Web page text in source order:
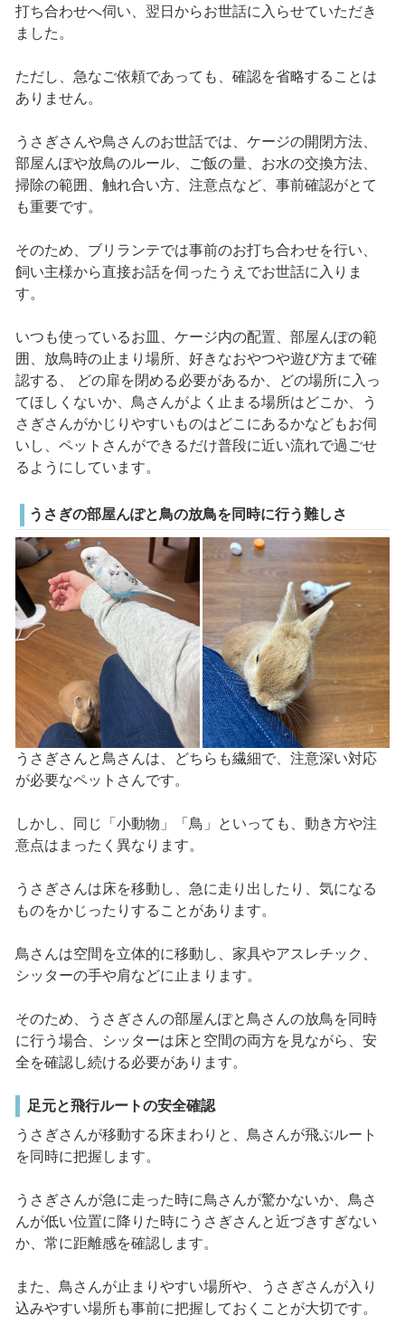
打ち合わせへ伺い、翌日からお世話に入らせていただき
ました。
ただし、急なご依頼であっても、確認を省略することは
ありません。
うさぎさんや鳥さんのお世話では、ケージの開閉方法、
部屋んぽや放鳥のルール、ご飯の量、お水の交換方法、
掃除の範囲、触れ合い方、注意点など、事前確認がとて
も重要です。
そのため、ブリランテでは事前のお打ち合わせを行い、
飼い主様から直接お話を伺ったうえでお世話に入りま
す。
いつも使っているお皿、ケージ内の配置、部屋んぽの範
囲、放鳥時の止まり場所、好きなおやつや遊び方まで確
認する、 どの扉を閉める必要があるか、どの場所に入っ
てほしくないか、鳥さんがよく止まる場所はどこか、う
さぎさんがかじりやすいものはどこにあるかなどもお伺
いし、ペットさんができるだけ普段に近い流れで過ごせ
るようにしています。
うさぎの部屋んぽと鳥の放鳥を同時に行う難しさ
うさぎさんと鳥さんは、どちらも繊細で、注意深い対応
が必要なペットさんです。
しかし、同じ「小動物」「鳥」といっても、動き方や注
意点はまったく異なります。
うさぎさんは床を移動し、急に走り出したり、気になる
ものをかじったりすることがあります。
鳥さんは空間を立体的に移動し、家具やアスレチック、
シッターの手や肩などに止まります。
そのため、うさぎさんの部屋んぽと鳥さんの放鳥を同時
に行う場合、シッターは床と空間の両方を見ながら、安
全を確認し続ける必要があります。
足元と飛行ルートの安全確認
うさぎさんが移動する床まわりと、鳥さんが飛ぶルート
を同時に把握します。
うさぎさんが急に走った時に鳥さんが驚かないか、鳥さ
んが低い位置に降りた時にうさぎさんと近づきすぎない
か、常に距離感を確認します。
また、鳥さんが止まりやすい場所や、うさぎさんが入り
込みやすい場所も事前に把握しておくことが大切です。